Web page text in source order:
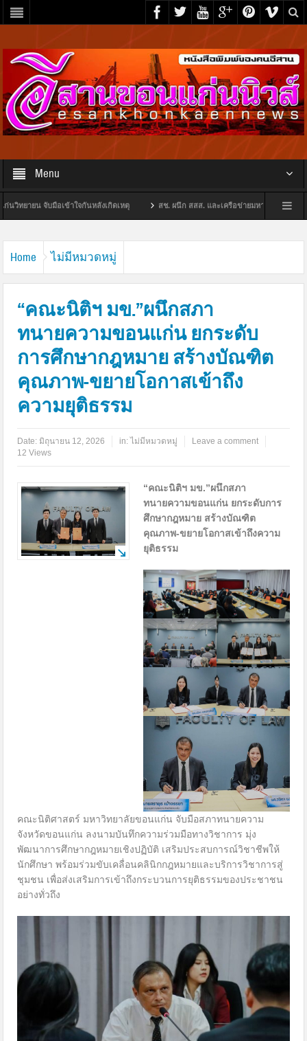
Menu
บมือเข้าใจกันหลังเกิดเหตุ สช. ผนึก สสส. และเครือข่ายมหาวิทยาลัย 14 แห่ง ร่วม
Home ไม่มีหมวดหมู่
“คณะนิติฯ มข.”ผนึกสภา
ทนายความขอนแก่น ยกระดับ
การศึกษากฎหมาย สร้างบัณฑิต
คุณภาพ-ขยายโอกาสเข้าถึง
ความยุติธรรม
Date: มิถุนายน 12, 2026 in:ไม่มีหมวดหมู่
Leave a comment
12 Views
“คณะนิติฯ มข.”ผนึกสภา
ทนายความขอนแก่น ยกระดับการ
ศึกษากฎหมาย สร้างบัณฑิต
คุณภาพ-ขยายโอกาสเข้าถึงความ
ยุติธรรม
คณะนิติศาสตร์ มหาวิทยาลัยขอนแก่น จับมือสภาทนายความ
จังหวัดขอนแก่น ลงนามบันทึกความร่วมมือทางวิชาการ มุ่ง
พัฒนาการศึกษากฎหมายเชิงปฏิบัติ เสริมประสบการณ์วิชาชีพให้
นักศึกษา พร้อมร่วมขับเคลื่อนคลินิกกฎหมายและบริการวิชาการสู่
ชุมชน เพื่อส่งเสริมการเข้าถึงกระบวนการยุติธรรมของประชาชน
อย่างทั่วถึง